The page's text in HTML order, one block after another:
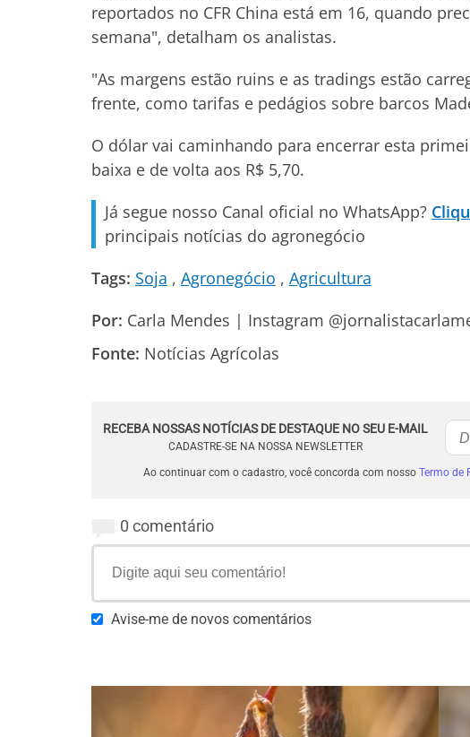
reportados no CFR China está em 16, quando
semana", detalham os analistas.
"As margens estão ruins e as tradings estão
frente, como tarifas e pedágios sobre barcos
O dólar vai caminhando para encerrar esta
baixa e de volta aos R$ 5,70.
Já segue nosso Canal oficial no WhatsApp?
principais notícias do agronegócio
Tags: Soja Agronegócio
Agricultura
Por: Carla Mendes | Instagram
Fonte: Notícias Agrícolas
RECEBA NOSSAS NOTÍCIAS DE DESTAQUE NO SEU E-MAIL
CADASTRE-SE NA NOSSA NEWSLETTER
Ao continuar com o cadastro, você concorda com nosso Termo de
0 comentário
Avise-me de novos comentários